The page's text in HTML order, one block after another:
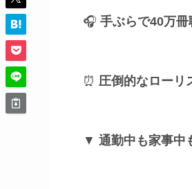
🎧 手ぶらで40万冊
⏰ 圧倒的なローリ
▼ 通勤中も家事中